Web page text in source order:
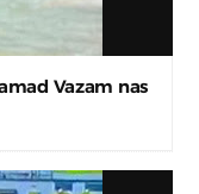
Vazam nas